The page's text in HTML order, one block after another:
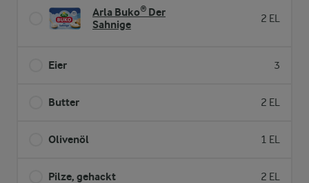
Arla Buko® Der
Sahnige
2 EL
Eier 3
Butter 2 EL
Olivenöl 1 EL
Pilze, gehackt 2 EL